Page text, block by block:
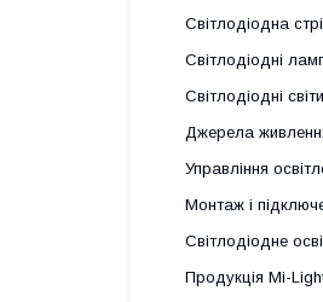
Світлодіодна
Світлодіодні
Світлодіодні
Джерела
Управління
Монтаж і
Світлодіодне
Продукція Mi-